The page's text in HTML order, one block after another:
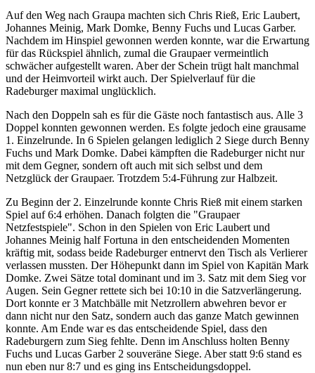
Auf den Weg nach Graupa machten sich Chris Rieß, Eric Laubert,
Johannes Meinig, Mark Domke, Benny Fuchs und Lucas Garber.
Nachdem im Hinspiel gewonnen werden konnte, war die Erwartung
für das Rückspiel ähnlich, zumal die Graupaer vermeintlich
schwächer aufgestellt waren. Aber der Schein trügt halt manchmal
und der Heimvorteil wirkt auch. Der Spielverlauf für die
Radeburger maximal unglücklich.
Nach den Doppeln sah es für die Gäste noch fantastisch aus. Alle 3
Doppel konnten gewonnen werden. Es folgte jedoch eine grausame
1. Einzelrunde. In 6 Spielen gelangen lediglich 2 Siege durch Benny
Fuchs und Mark Domke. Dabei kämpften die Radeburger nicht nur
mit dem Gegner, sondern oft auch mit sich selbst und dem
Netzglück der Graupaer. Trotzdem 5:4-Führung zur Halbzeit.
Zu Beginn der 2. Einzelrunde konnte Chris Rieß mit einem starken
Spiel auf 6:4 erhöhen. Danach folgten die "Graupaer
Netzfestspiele". Schon in den Spielen von Eric Laubert und
Johannes Meinig half Fortuna in den entscheidenden Momenten
kräftig mit, sodass beide Radeburger entnervt den Tisch als Verlierer
verlassen mussten. Der Höhepunkt dann im Spiel von Kapitän Mark
Domke. Zwei Sätze total dominant und im 3. Satz mit dem Sieg vor
Augen. Sein Gegner rettete sich bei 10:10 in die Satzverlängerung.
Dort konnte er 3 Matchbälle mit Netzrollern abwehren bevor er
dann nicht nur den Satz, sondern auch das ganze Match gewinnen
konnte. Am Ende war es das entscheidende Spiel, dass den
Radeburgern zum Sieg fehlte. Denn im Anschluss holten Benny
Fuchs und Lucas Garber 2 souveräne Siege. Aber statt 9:6 stand es
nun eben nur 8:7 und es ging ins Entscheidungsdoppel.